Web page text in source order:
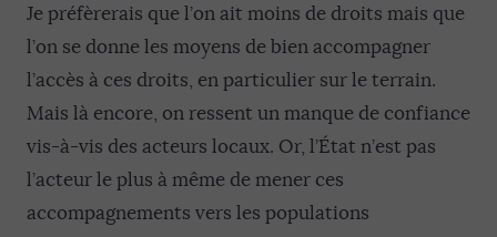
Je préfèrerais que l’on ait moins de droits mais que
l’on se donne les moyens de bien accompagner
l’accès à ces droits, en particulier sur le terrain.
Mais là encore, on ressent un manque de confiance
vis-à-vis des acteurs locaux. Or, l’État n’est pas
l’acteur le plus à même de mener ces
accompagnements vers les populations